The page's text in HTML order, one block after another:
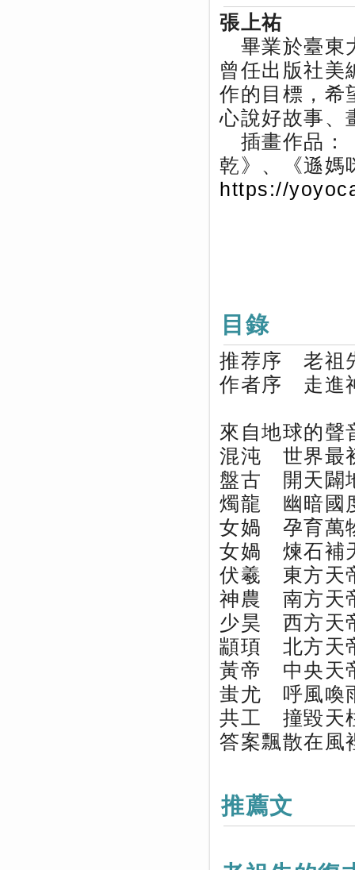
張上祐
畢業於臺東
曾任出版社美
作的目標，希
心說好故事、
插畫作品：
乾》、《遜媽
https://
目錄
推荐序 老祖
作者序 走進
來自地球的聲
混沌 世界最
盤古 開天闢
燭龍 幽暗國
女媧 孕育萬
女媧 煉石補
伏羲 東方天
神農 南方天
少昊 西方天
顓頊 北方天
黃帝 中央天
蚩尤 呼風喚
共工 撞毀天
答案飄散在風
推薦文